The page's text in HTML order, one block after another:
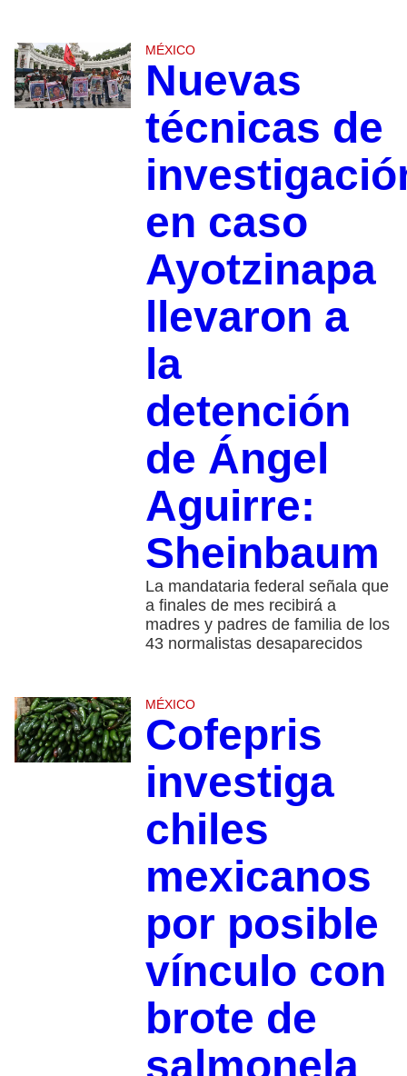
MÉXICO
Nuevas
técnicas de
en caso
Ayotzinapa
llevaron a
la
detención
de Ángel
Aguirre:
Sheinbaum
La mandataria federal señala que
a finales de mes recibirá a
madres y padres de familia de los
43 normalistas desaparecidos
MÉXICO
Cofepris
investiga
chiles
mexicanos
por posible
vínculo con
brote de
salmonela